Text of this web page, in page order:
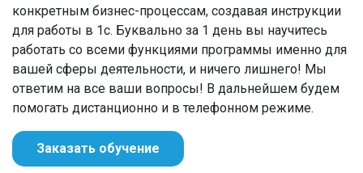
конкретным бизнес-процессам, создавая инструкции
для работы в 1с. Буквально за 1 день вы научитесь
работать со всеми функциями программы именно для
вашей сферы деятельности, и ничего лишнего! Мы
ответим на все ваши вопросы! В дальнейшем будем
помогать дистанционно и в телефонном режиме.
Заказать обучение